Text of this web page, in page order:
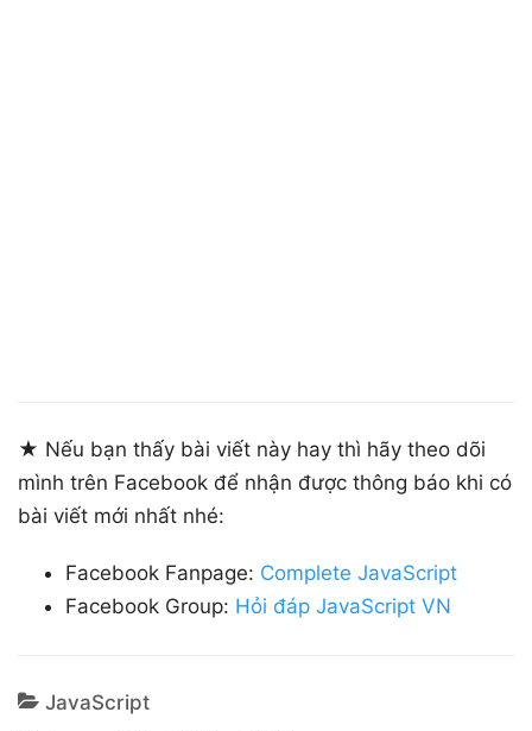
★ Nếu bạn thấy bài viết này hay thì hãy theo dõi
mình trên Facebook để nhận được thông báo khi có
bài viết mới nhất nhé:
Facebook Fanpage: Complete JavaScript
Facebook Group: Hỏi đáp JavaScript VN
JavaScript